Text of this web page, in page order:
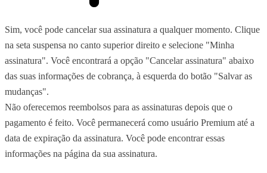
Sim, você pode cancelar sua assinatura a qualquer momento. Clique
na seta suspensa no canto superior direito e selecione "Minha
assinatura". Você encontrará a opção "Cancelar assinatura" abaixo
das suas informações de cobrança, à esquerda do botão "Salvar as
mudanças".
Não oferecemos reembolsos para as assinaturas depois que o
pagamento é feito. Você permanecerá como usuário Premium até a
data de expiração da assinatura. Você pode encontrar essas
informações na página da sua assinatura.